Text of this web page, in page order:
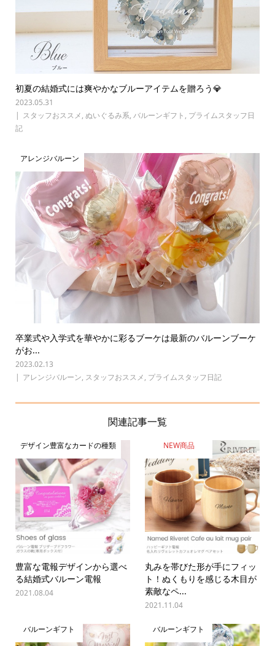
初夏の結婚式には爽やかなブルーアイテムを贈ろう💎
2023.05.31
スタッフおススメ, ぬいぐるみ系, バルーンギフト , プライムスタッフ日
記
アレンジバルーン
卒業式や入学式を華やかに彩るブーケは最新のバルーンブーケ
がお...
2023.02.13
アレンジバルーン, スタッフおススメ, プライムスタッフ日記
関連記事一覧
デザイン豊富なカードの種類
豊富な電報デザインから選べ
る結婚式バルーン電報
2021.08.04
NEW商品
丸みを帯びた形が手にフィッ
ト！ぬくもりを感じる木目が
素敵なペ...
2021.11.04
バルーンギフト バルーンギフト